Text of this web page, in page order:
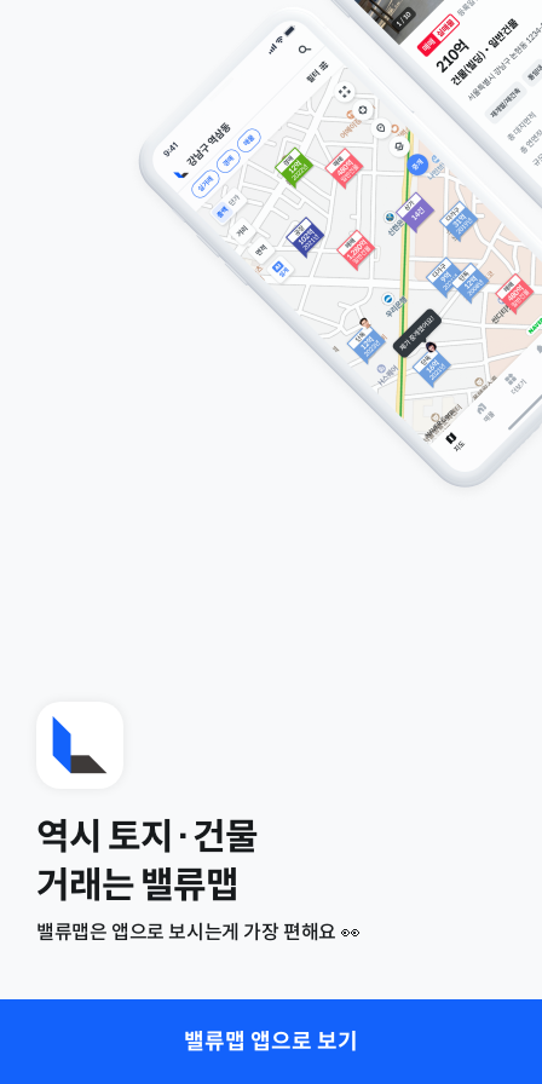
역시 토지·건물
거래는 밸류맵
밸류맵은 앱으로 보시는게 가장 편해요 👀
밸류맵 앱으로 보기